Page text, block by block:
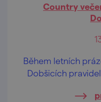
Country
Během letních
Dobšicích